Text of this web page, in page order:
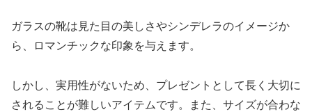
ガラスの靴は見た目の美しさやシンデレラのイメージか
ら、ロマンチックな印象を与えます。
しかし、実用性がないため、プレゼントとして長く大切に
されることが難しいアイテムです。また、サイズが合わな